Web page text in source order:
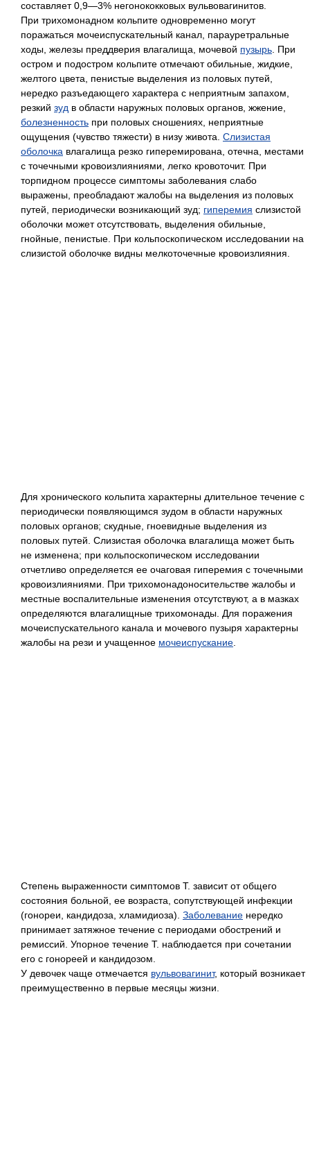
составляет 0,9—3% негонококковых вульвовагинитов.
При трихомонадном кольпите одновременно могут
поражаться мочеиспускательный канал, парауретральные
ходы, железы преддверия влагалища, мочевой пузырь . При
остром и подостром кольпите отмечают обильные, жидкие,
желтого цвета, пенистые выделения из половых путей,
нередко разъедающего характера с неприятным запахом,
резкий зуд в области наружных половых органов, жжение,
болезненность при половых сношениях, неприятные
ощущения (чувство тяжести) в низу живота. Слизистая
оболочка влагалища резко гиперемирована, отечна, местами
с точечными кровоизлияниями, легко кровоточит. При
торпидном процессе симптомы заболевания слабо
выражены, преобладают жалобы на выделения из половых
путей, периодически возникающий зуд; гиперемия слизистой
оболочки может отсутствовать, выделения обильные,
гнойные, пенистые. При кольпоскопическом исследовании на
слизистой оболочке видны мелкоточечные кровоизлияния.
Для хронического кольпита характерны длительное течение с
периодически появляющимся зудом в области наружных
половых органов; скудные, гноевидные выделения из
половых путей. Слизистая оболочка влагалища может быть
не изменена; при кольпоскопическом исследовании
отчетливо определяется ее очаговая гиперемия с точечными
кровоизлияниями. При трихомонадоносительстве жалобы и
местные воспалительные изменения отсутствуют, а в мазках
определяются влагалищные трихомонады. Для поражения
мочеиспускательного канала и мочевого пузыря характерны
жалобы на рези и учащенное мочеиспускание
Степень выраженности симптомов Т. зависит от общего
состояния больной, ее возраста, сопутствующей инфекции
(гонореи, кандидоза, хламидиоза). Заболевание нередко
принимает затяжное течение с периодами обострений и
ремиссий. Упорное течение Т. наблюдается при сочетании
его с гонореей и кандидозом.
У девочек чаще отмечается вульвовагинит, который возникает
преимущественно в первые месяцы жизни.